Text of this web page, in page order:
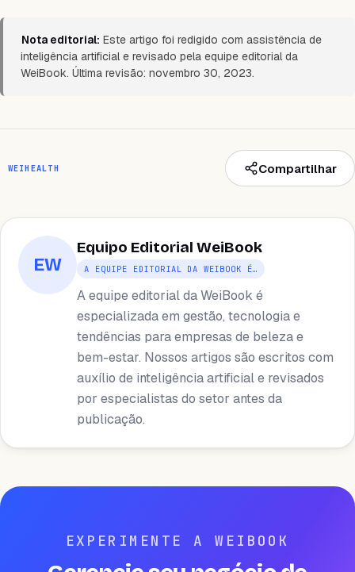
Nota editorial: Este artigo foi redigido com assistência de
inteligência artificial e revisado pela equipe editorial da
WeiBook. Última revisão: novembro 30, 2023.
WEIHEALTH Compartilhar
EW
Equipo Editorial WeiBook
A EQUIPE EDITORIAL DA WEIBOOK É…
A equipe editorial da WeiBook é
especializada em gestão, tecnologia e
tendências para empresas de beleza e
bem-estar. Nossos artigos são escritos com
auxílio de inteligência artificial e revisados ​​
por especialistas do setor antes da
publicação.
EXPERIMENTE A WEIBOOK